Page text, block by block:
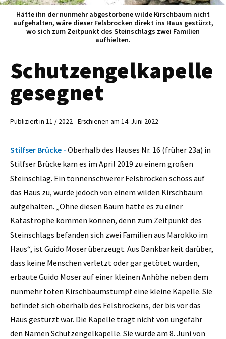
Hätte ihn der nunmehr abgestorbene wilde Kirschbaum nicht
aufgehalten, wäre dieser Felsbrocken direkt ins Haus gestürzt,
wo sich zum Zeitpunkt des Steinschlags zwei Familien
aufhielten.
Schutzengelkapelle
gesegnet
Publiziert in 11 / 2022 - Erschienen am 14. Juni 2022
Stilfser Brücke - Oberhalb des Hauses Nr. 16 (früher 23a) in
Stilfser Brücke kam es im April 2019 zu einem großen
Steinschlag. Ein tonnenschwerer Felsbrocken schoss auf
das Haus zu, wurde jedoch von einem wilden Kirschbaum
aufgehalten. „Ohne diesen Baum hätte es zu einer
Katastrophe kommen können, denn zum Zeitpunkt des
Steinschlags befanden sich zwei Familien aus Marokko im
Haus“, ist Guido Moser überzeugt. Aus Dankbarkeit darüber,
dass keine Menschen verletzt oder gar getötet wurden,
erbaute Guido Moser auf einer kleinen Anhöhe neben dem
nunmehr toten Kirschbaumstumpf eine kleine Kapelle. Sie
befindet sich oberhalb des Felsbrockens, der bis vor das
Haus gestürzt war. Die Kapelle trägt nicht von ungefähr
den Namen Schutzengelkapelle. Sie wurde am 8. Juni von